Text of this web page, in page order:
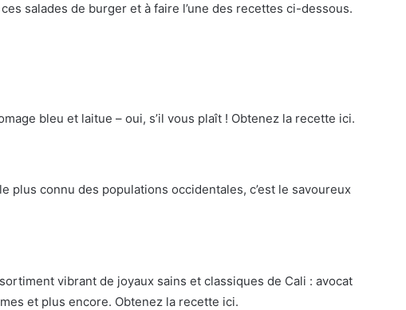
salades de burger et à faire l’une des recettes ci-dessous.
bleu et laitue – oui, s’il vous plaît ! Obtenez la recette ici.
plus connu des populations occidentales, c’est le savoureux
vibrant de joyaux sains et classiques de Cali : avocat
et plus encore. Obtenez la recette ici.